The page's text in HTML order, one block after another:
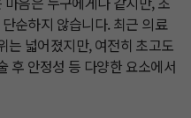
순하지 않습니다. 최근 의료
는 넓어졌지만, 여전히 초고도
후 안정성 등 다양한 요소에서